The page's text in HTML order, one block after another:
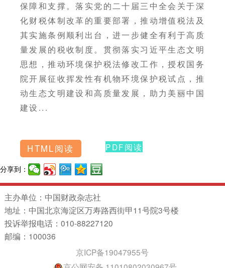
保障和支撑。落实党的二十届三中全会关于深
化财税体制改革的重要部署，推动增值税法及
其实施条例顺利出台，进一步健全有利于高质
量发展的税收制度。贯彻落实习近平生态文明
思想，推动环境保护税法修改工作，授权国务
院开展征收挥发性有机物环境保护税试点，推
动生态文明建设和高质量发展，助力美丽中国
建设...
HTML阅读 PDF阅读
分享到：
主办单位：中国财政杂志社
地址：中国北京海淀区万寿路西街甲11号院3号楼
投诉举报电话：010-88227120
邮编：100036
京ICP备19047955号